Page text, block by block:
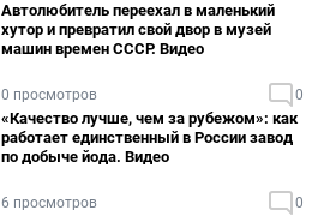
Автолюбитель переехал в маленький
хутор и превратил свой двор в музей
машин времен СССР. Видео
0 просмотров 0
«Качество лучше, чем за рубежом»: как
работает единственный в России завод
по добыче йода. Видео
6 просмотров 0